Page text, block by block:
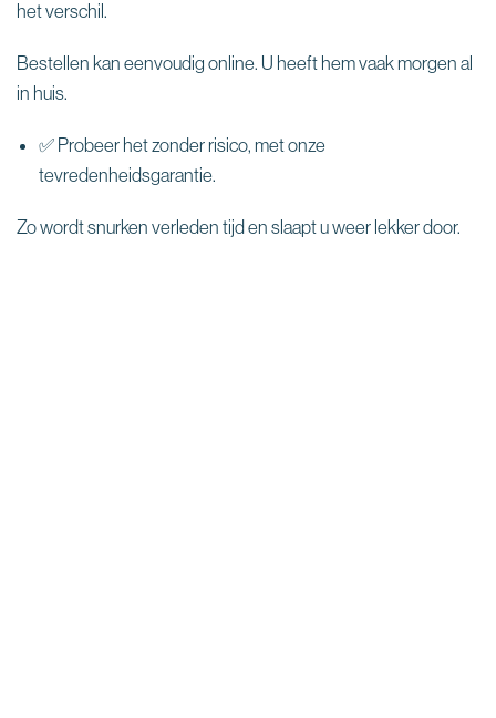
het verschil.
Bestellen kan eenvoudig online. U heeft hem vaak morgen al
in huis.
✅ Probeer het zonder risico, met onze
tevredenheidsgarantie.
Zo wordt snurken verleden tijd en slaapt u weer lekker door.